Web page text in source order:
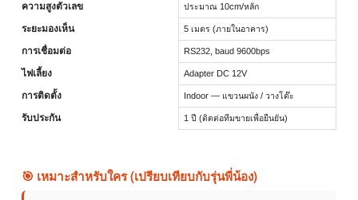
ความสูงตัวเลข ประมาณ 10cm/หลัก
ระยะมองเห็น 5 เมตร (ภายในอาคาร)
การเชื่อมต่อ RS232, baud 9600bps
ไฟเลี้ยง Adapter DC 12V
การติดตั้ง Indoor — แขวนผนัง / วางโต๊ะ
รับประกัน 1 ปี (ติดต่อทีมขายเพื่อยืนยัน)
🎯 เหมาะสำหรับใคร (เปรียบเทียบกับรุ่นพี่น้อง)